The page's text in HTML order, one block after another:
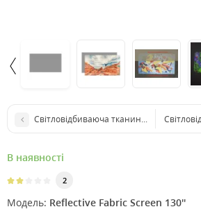
Світловідбиваюча тканина для екрану
В наявності
2
Модель: Reflective Fabric Screen 130''